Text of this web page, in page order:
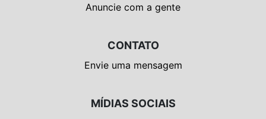
Anuncie com a gente
CONTATO
Envie uma mensagem
MÍDIAS SOCIAIS